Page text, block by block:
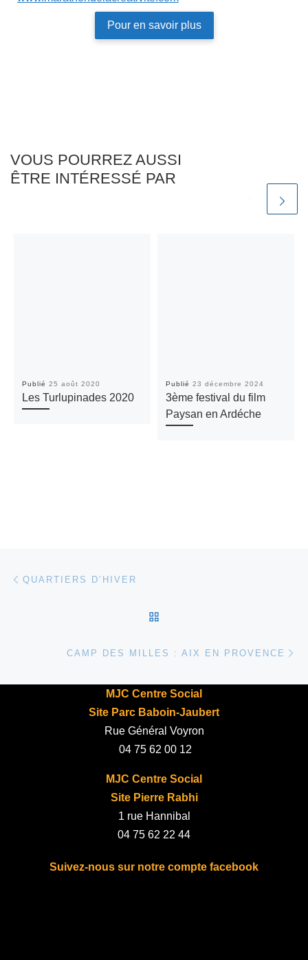
Pour en savoir plus
VOUS POURREZ AUSSI
ÊTRE INTÉRESSÉ PAR
Publié 25 août 2020
Les Turlupinades 2020
Publié 23 décembre 2024
3ème festival du film
Paysan en Ardéche
Parcourir les articles
QUARTIERS D’HIVER
CAMP DES MILLES : AIX EN PROVENCE
MJC Centre Social
Site Parc Baboin-Jaubert
Rue Général Voyron
04 75 62 00 12
MJC Centre Social
Site Pierre Rabhi
1 rue Hannibal
04 75 62 22 44
Suivez-nous sur notre compte facebook